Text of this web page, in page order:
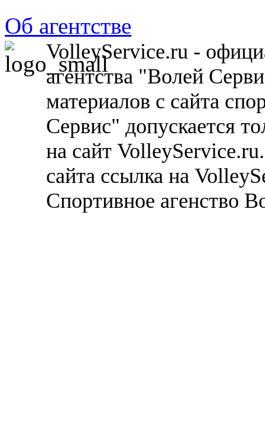
Об агентстве
VolleyService.ru -
агентства "Волей
материалов с сайта
Сервис" допускается
на сайт
сайта ссылка на
Спортивное агенство